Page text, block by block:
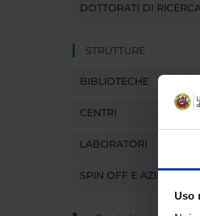
Uso
DOTTORATI DI
STRUTTURE
BIBLIOTECHE
CENTRI
LABORATORI
SPIN OFF E AZIENDE